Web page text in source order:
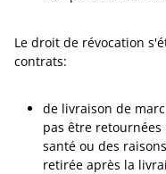
Le droit de révocation
contrats:
de livraison de
pas être
santé ou des
retirée après la